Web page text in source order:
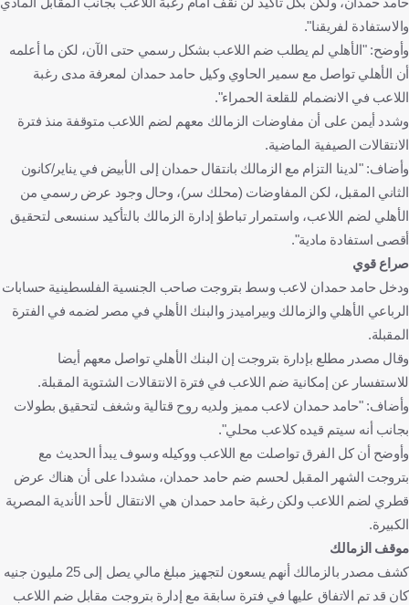
والاستفادة لفريقنا".
وأوضح: "الأهلي لم يطلب ضم اللاعب بشكل رسمي حتى الآن، لكن ما أعلمه
أن الأهلي تواصل مع سمير الحاوي وكيل حامد حمدان لمعرفة مدى رغبة
اللاعب في الانضمام للقلعة الحمراء".
وشدد أيمن على أن مفاوضات الزمالك معهم لضم اللاعب متوقفة منذ فترة
الانتقالات الصيفية الماضية.
وأضاف: "لدينا التزام مع الزمالك بانتقال حمدان إلى الأبيض في يناير/كانون
الثاني المقبل، لكن المفاوضات (محلك سر)، وحال وجود عرض رسمي من
الأهلي لضم اللاعب، واستمرار تباطؤ إدارة الزمالك بالتأكيد سنسعى لتحقيق
أقصى استفادة مادية".
صراع قوي
ودخل حامد حمدان لاعب وسط بتروجت صاحب الجنسية الفلسطينية حسابات
الرباعي الأهلي والزمالك وبيراميدز والبنك الأهلي في مصر لضمه في الفترة
المقبلة.
وقال مصدر مطلع بإدارة بتروجت إن البنك الأهلي تواصل معهم أيضا
للاستفسار عن إمكانية ضم اللاعب في فترة الانتقالات الشتوية المقبلة.
وأضاف: "حامد حمدان لاعب مميز ولديه روح قتالية وشغف لتحقيق بطولات
بجانب أنه سيتم قيده كلاعب محلي".
وأوضح أن كل الفرق تواصلت مع اللاعب ووكيله وسوف يبدأ الحديث مع
بتروجت الشهر المقبل لحسم ضم حامد حمدان، مشددا على أن هناك عرض
قطري لضم اللاعب ولكن رغبة حامد حمدان هي الانتقال لأحد الأندية المصرية
الكبيرة.
موقف الزمالك
كشف مصدر بالزمالك أنهم يسعون لتجهيز مبلغ مالي يصل إلى 25 مليون جنيه
كان قد تم الاتفاق عليها في فترة سابقة مع إدارة بتروجت مقابل ضم اللاعب